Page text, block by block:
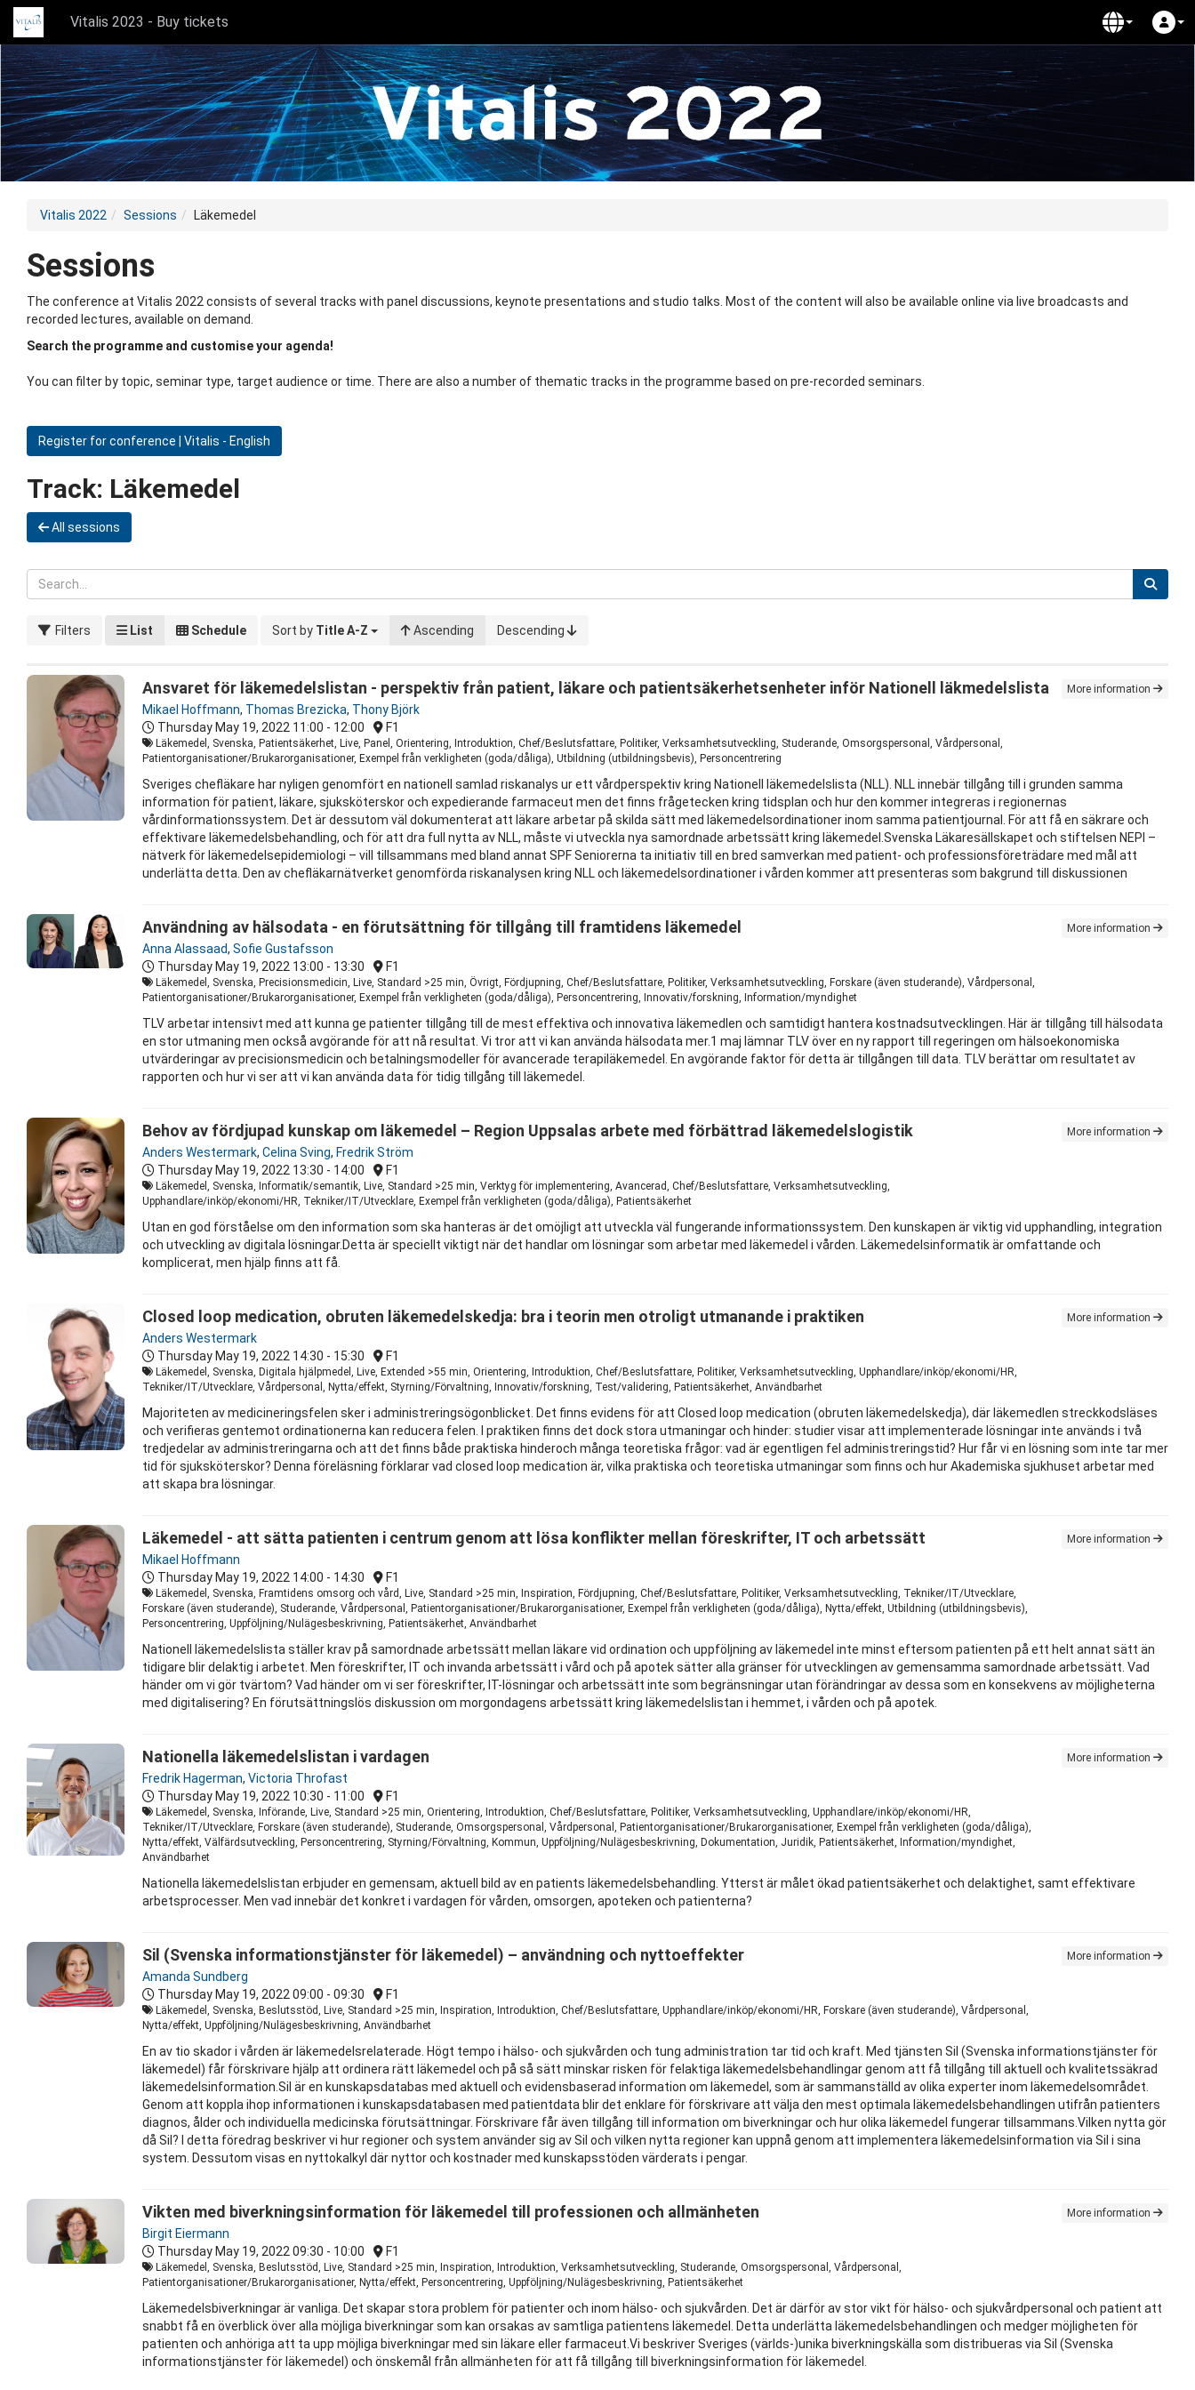
Vitalis 2023 - Buy tickets
Vitalis 2022 Sessions Läkemedel
Sessions
The conference at Vitalis 2022 consists of several tracks with panel discussions, keynote presentations and studio talks. Most of the content will also be available online via live broadcasts and
recorded lectures, available on demand.
Search the programme and customise your agenda!
You can filter by topic, seminar type, target audience or time. There are also a number of thematic tracks in the programme based on pre-recorded seminars.
Register for conference | Vitalis - English
Track: Läkemedel
All sessions
Filters List Schedule Sort by Title A-Z Ascending Descending
Ansvaret för läkemedelslistan - perspektiv från patient, läkare och patientsäkerhetsenheter inför Nationell läkmedelslista
Mikael Hoffmann, Thomas Brezicka, Thony Björk
Thursday May 19, 2022 11:00 - 12:00 F1
Läkemedel, Svenska, Patientsäkerhet, Live, Panel, Orientering, Introduktion, Chef/Beslutsfattare, Politiker, Verksamhetsutveckling, Studerande, Omsorgspersonal, Vårdpersonal,
Patientorganisationer/Brukarorganisationer, Exempel från verkligheten (goda/dåliga), Utbildning (utbildningsbevis), Personcentrering
More information
Sveriges chefläkare har nyligen genomfört en nationell samlad riskanalys ur ett vårdperspektiv kring Nationell läkemedelslista (NLL). NLL innebär tillgång till i grunden samma
information för patient, läkare, sjuksköterskor och expedierande farmaceut men det finns frågetecken kring tidsplan och hur den kommer integreras i regionernas
vårdinformationssystem. Det är dessutom väl dokumenterat att läkare arbetar på skilda sätt med läkemedelsordinationer inom samma patientjournal. För att få en säkrare och
effektivare läkemedelsbehandling, och för att dra full nytta av NLL, måste vi utveckla nya samordnade arbetssätt kring läkemedel.Svenska Läkaresällskapet och stiftelsen NEPI –
nätverk för läkemedelsepidemiologi – vill tillsammans med bland annat SPF Seniorerna ta initiativ till en bred samverkan med patient- och professionsföreträdare med mål att
underlätta detta. Den av chefläkarnätverket genomförda riskanalysen kring NLL och läkemedelsordinationer i vården kommer att presenteras som bakgrund till diskussionen
Användning av hälsodata - en förutsättning för tillgång till framtidens läkemedel
Anna Alassaad, Sofie Gustafsson
Thursday May 19, 2022 13:00 - 13:30 F1
Läkemedel, Svenska, Precisionsmedicin, Live, Standard >25 min, Övrigt, Fördjupning, Chef/Beslutsfattare, Politiker, Verksamhetsutveckling, Forskare (även studerande), Vårdpersonal,
Patientorganisationer/Brukarorganisationer, Exempel från verkligheten (goda/dåliga), Personcentrering, Innovativ/forskning, Information/myndighet
More information
TLV arbetar intensivt med att kunna ge patienter tillgång till de mest effektiva och innovativa läkemedlen och samtidigt hantera kostnadsutvecklingen. Här är tillgång till hälsodata
en stor utmaning men också avgörande för att nå resultat. Vi tror att vi kan använda hälsodata mer.1 maj lämnar TLV över en ny rapport till regeringen om hälsoekonomiska
utvärderingar av precisionsmedicin och betalningsmodeller för avancerade terapiläkemedel. En avgörande faktor för detta är tillgången till data. TLV berättar om resultatet av
rapporten och hur vi ser att vi kan använda data för tidig tillgång till läkemedel.
Behov av fördjupad kunskap om läkemedel – Region Uppsalas arbete med förbättrad läkemedelslogistik
Anders Westermark, Celina Sving, Fredrik Ström
Thursday May 19, 2022 13:30 - 14:00 F1
Läkemedel, Svenska, Informatik/semantik, Live, Standard >25 min, Verktyg för implementering, Avancerad, Chef/Beslutsfattare, Verksamhetsutveckling,
Upphandlare/inköp/ekonomi/HR, Tekniker/IT/Utvecklare, Exempel från verkligheten (goda/dåliga), Patientsäkerhet
More information
Utan en god förståelse om den information som ska hanteras är det omöjligt att utveckla väl fungerande informationssystem. Den kunskapen är viktig vid upphandling, integration
och utveckling av digitala lösningar.Detta är speciellt viktigt när det handlar om lösningar som arbetar med läkemedel i vården. Läkemedelsinformatik är omfattande och
komplicerat, men hjälp finns att få.
Closed loop medication, obruten läkemedelskedja: bra i teorin men otroligt utmanande i praktiken
Anders Westermark
Thursday May 19, 2022 14:30 - 15:30 F1
Läkemedel, Svenska, Digitala hjälpmedel, Live, Extended >55 min, Orientering, Introduktion, Chef/Beslutsfattare, Politiker, Verksamhetsutveckling, Upphandlare/inköp/ekonomi/HR,
Tekniker/IT/Utvecklare, Vårdpersonal, Nytta/effekt, Styrning/Förvaltning, Innovativ/forskning, Test/validering, Patientsäkerhet, Användbarhet
More information
Majoriteten av medicineringsfelen sker i administreringsögonblicket. Det finns evidens för att Closed loop medication (obruten läkemedelskedja), där läkemedlen streckkodsläses
och verifieras gentemot ordinationerna kan reducera felen. I praktiken finns det dock stora utmaningar och hinder: studier visar att implementerade lösningar inte används i två
tredjedelar av administreringarna och att det finns både praktiska hinderoch många teoretiska frågor: vad är egentligen fel administreringstid? Hur får vi en lösning som inte tar mer
tid för sjuksköterskor? Denna föreläsning förklarar vad closed loop medication är, vilka praktiska och teoretiska utmaningar som finns och hur Akademiska sjukhuset arbetar med
att skapa bra lösningar.
Läkemedel - att sätta patienten i centrum genom att lösa konflikter mellan föreskrifter, IT och arbetssätt
Mikael Hoffmann
Thursday May 19, 2022 14:00 - 14:30 F1
Läkemedel, Svenska, Framtidens omsorg och vård, Live, Standard >25 min, Inspiration, Fördjupning, Chef/Beslutsfattare, Politiker, Verksamhetsutveckling, Tekniker/IT/Utvecklare,
Forskare (även studerande), Studerande, Vårdpersonal, Patientorganisationer/Brukarorganisationer, Exempel från verkligheten (goda/dåliga), Nytta/effekt, Utbildning (utbildningsbevis),
Personcentrering, Uppföljning/Nulägesbeskrivning, Patientsäkerhet, Användbarhet
More information
Nationell läkemedelslista ställer krav på samordnade arbetssätt mellan läkare vid ordination och uppföljning av läkemedel inte minst eftersom patienten på ett helt annat sätt än
tidigare blir delaktig i arbetet. Men föreskrifter, IT och invanda arbetssätt i vård och på apotek sätter alla gränser för utvecklingen av gemensamma samordnade arbetssätt. Vad
händer om vi gör tvärtom? Vad händer om vi ser föreskrifter, IT-lösningar och arbetssätt inte som begränsningar utan förändringar av dessa som en konsekvens av möjligheterna
med digitalisering? En förutsättningslös diskussion om morgondagens arbetssätt kring läkemedelslistan i hemmet, i vården och på apotek.
Nationella läkemedelslistan i vardagen
Fredrik Hagerman, Victoria Throfast
Thursday May 19, 2022 10:30 - 11:00 F1
Läkemedel, Svenska, Införande, Live, Standard >25 min, Orientering, Introduktion, Chef/Beslutsfattare, Politiker, Verksamhetsutveckling, Upphandlare/inköp/ekonomi/HR,
Tekniker/IT/Utvecklare, Forskare (även studerande), Studerande, Omsorgspersonal, Vårdpersonal, Patientorganisationer/Brukarorganisationer, Exempel från verkligheten (goda/dåliga),
Nytta/effekt, Välfärdsutveckling, Personcentrering, Styrning/Förvaltning, Kommun, Uppföljning/Nulägesbeskrivning, Dokumentation, Juridik, Patientsäkerhet, Information/myndighet,
Användbarhet
More information
Nationella läkemedelslistan erbjuder en gemensam, aktuell bild av en patients läkemedelsbehandling. Ytterst är målet ökad patientsäkerhet och delaktighet, samt effektivare
arbetsprocesser. Men vad innebär det konkret i vardagen för vården, omsorgen, apoteken och patienterna?
Sil (Svenska informationstjänster för läkemedel) – användning och nyttoeffekter
Amanda Sundberg
Thursday May 19, 2022 09:00 - 09:30 F1
Läkemedel, Svenska, Beslutsstöd, Live, Standard >25 min, Inspiration, Introduktion, Chef/Beslutsfattare, Upphandlare/inköp/ekonomi/HR, Forskare (även studerande), Vårdpersonal,
Nytta/effekt, Uppföljning/Nulägesbeskrivning, Användbarhet
More information
En av tio skador i vården är läkemedelsrelaterade. Högt tempo i hälso- och sjukvården och tung administration tar tid och kraft. Med tjänsten Sil (Svenska informationstjänster för
läkemedel) får förskrivare hjälp att ordinera rätt läkemedel och på så sätt minskar risken för felaktiga läkemedelsbehandlingar genom att få tillgång till aktuell och kvalitetssäkrad
läkemedelsinformation.Sil är en kunskapsdatabas med aktuell och evidensbaserad information om läkemedel, som är sammanställd av olika experter inom läkemedelsområdet.
Genom att koppla ihop informationen i kunskapsdatabasen med patientdata blir det enklare för förskrivare att välja den mest optimala läkemedelsbehandlingen utifrån patienters
diagnos, ålder och individuella medicinska förutsättningar. Förskrivare får även tillgång till information om biverkningar och hur olika läkemedel fungerar tillsammans.Vilken nytta gör
då Sil? I detta föredrag beskriver vi hur regioner och system använder sig av Sil och vilken nytta regioner kan uppnå genom att implementera läkemedelsinformation via Sil i sina
system. Dessutom visas en nyttokalkyl där nyttor och kostnader med kunskapsstöden värderats i pengar.
Vikten med biverkningsinformation för läkemedel till professionen och allmänheten
Birgit Eiermann
Thursday May 19, 2022 09:30 - 10:00 F1
Läkemedel, Svenska, Beslutsstöd, Live, Standard >25 min, Inspiration, Introduktion, Verksamhetsutveckling, Studerande, Omsorgspersonal, Vårdpersonal,
Patientorganisationer/Brukarorganisationer, Nytta/effekt, Personcentrering, Uppföljning/Nulägesbeskrivning, Patientsäkerhet
More information
Läkemedelsbiverkningar är vanliga. Det skapar stora problem för patienter och inom hälso- och sjukvården. Det är därför av stor vikt för hälso- och sjukvårdpersonal och patient att
snabbt få en överblick över alla möjliga biverkningar som kan orsakas av samtliga patientens läkemedel. Detta underlätta läkemedelsbehandlingen och medger möjligheten för
patienten och anhöriga att ta upp möjliga biverkningar med sin läkare eller farmaceut.Vi beskriver Sveriges (världs-)unika biverkningskälla som distribueras via Sil (Svenska
informationstjänster för läkemedel) och önskemål från allmänheten för att få tillgång till biverkningsinformation för läkemedel.